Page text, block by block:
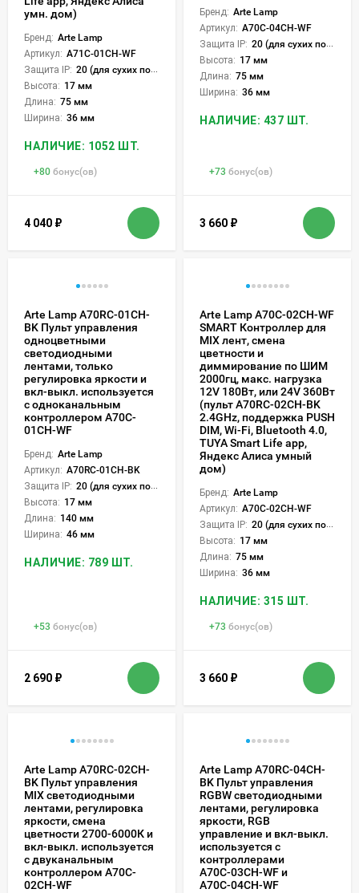
умн. дом)
Бренд: Arte Lamp
Артикул: A71C-01CH-WF
Защита IP: 20 (для сухих пом.)
Высота: 17 мм
Длина: 75 мм
Ширина: 36 мм
НАЛИЧИЕ: 1052 ШТ.
+80 бонус(ов)
4 040 ₽
Бренд: Arte Lamp
Артикул: A70C-04CH-WF
Защита IP: 20 (для сухих пом.)
Высота: 17 мм
Длина: 75 мм
Ширина: 36 мм
НАЛИЧИЕ: 437 ШТ.
+73 бонус(ов)
3 660 ₽
Arte Lamp A70RC-01CH-
BK Пульт управления
одноцветными
светодиодными
лентами, только
регулировка яркости и
вкл-выкл. используется
с одноканальным
контроллером A70C-
01CH-WF
Бренд: Arte Lamp
Артикул: A70RC-01CH-BK
Защита IP: 20 (для сухих пом.)
Высота: 17 мм
Длина: 140 мм
Ширина: 46 мм
НАЛИЧИЕ: 789 ШТ.
+53 бонус(ов)
2 690 ₽
Arte Lamp A70C-02CH-WF
SMART Контроллер для
MIX лент, смена
цветности и
диммирование по ШИМ
2000гц, макс. нагрузка
12V 180Вт, или 24V 360Вт
(пульт A70RC-02CH-BK
2.4GHz, поддержка PUSH
DIM, Wi-Fi, Bluetooth 4.0,
TUYA Smart Life app,
Яндекс Алиса умный
дом)
Бренд: Arte Lamp
Артикул: A70C-02CH-WF
Защита IP: 20 (для сухих пом.)
Высота: 17 мм
Длина: 75 мм
Ширина: 36 мм
НАЛИЧИЕ: 315 ШТ.
+73 бонус(ов)
3 660 ₽
Arte Lamp A70RC-02CH-
BK Пульт управления
MIX светодиодными
лентами, регулировка
яркости, смена
цветности 2700-6000К и
вкл-выкл. используется
с двуканальным
контроллером A70C-
02CH-WF
Arte Lamp A70RC-04CH-
BK Пульт управления
RGBW светодиодными
лентами, регулировка
яркости, RGB
управление и вкл-выкл.
используется с
контроллерами
A70С-03CH-WF и
A70С-04CH-WF